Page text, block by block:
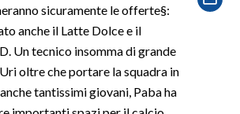
sicuramente le offerte§:
anche il Latte Dolce e il
Un tecnico insomma di grande
oltre che portare la squadra in
tantissimi giovani, Paba ha